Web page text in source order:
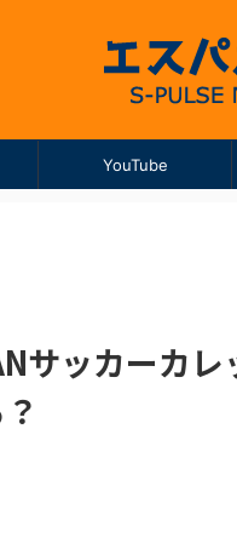
YouTube
サッカーカ